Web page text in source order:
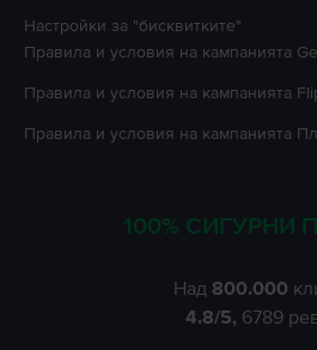
Настройки за "бисквитките"
Правила и условия на кампанията
Правила и условия на кампанията
Правила и условия на кампанията
100% СИГУРНИ
Над 800.000
4.8/5, 6789